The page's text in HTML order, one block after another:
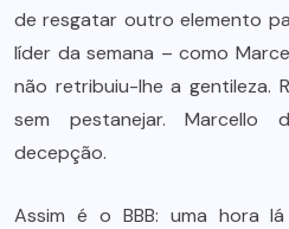
de resgatar outro elemento
líder da semana – como
não retribuiu-lhe a gentileza.
sem pestanejar. Marcello
decepção.
Assim é o BBB: uma hora